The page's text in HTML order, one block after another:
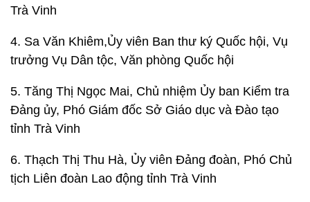
Trà Vinh
4. Sa Văn Khiêm,Ủy viên Ban thư ký Quốc hội, Vụ
trưởng Vụ Dân tộc, Văn phòng Quốc hội
5. Tăng Thị Ngọc Mai, Chủ nhiệm Ủy ban Kiểm tra
Đảng ủy, Phó Giám đốc Sở Giáo dục và Đào tạo
tỉnh Trà Vinh
6. Thạch Thị Thu Hà, Ủy viên Đảng đoàn, Phó Chủ
tịch Liên đoàn Lao động tỉnh Trà Vinh